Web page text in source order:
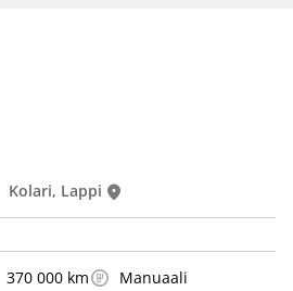
Kolari, Lappi
370 000 km Manuaali